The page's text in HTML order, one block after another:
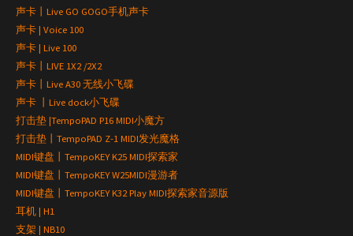
声卡丨Live GO GOGO手机声卡
声卡 | Voice 100
声卡 | Live 100
声卡丨LIVE 1X2 /2X2
声卡丨Live A30 无线小飞碟
声卡 丨Live dock小飞碟
打击垫 |TempoPAD P16 MIDI小魔方
打击垫丨TempoPAD Z-1 MIDI发光魔格
MIDI键盘丨TempoKEY K25 MIDI探索家
MIDI键盘丨TempoKEY W25MIDI漫游者
MIDI键盘丨TempoKEY K32 Play MIDI探索家音源版
耳机 | H1
支架 | NB10